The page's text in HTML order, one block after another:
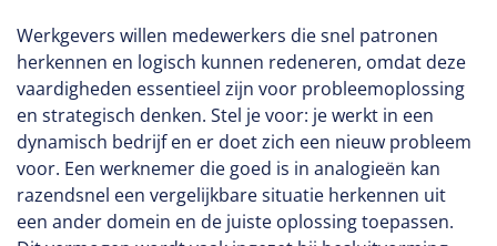
Werkgevers willen medewerkers die snel patronen
herkennen en logisch kunnen redeneren, omdat deze
vaardigheden essentieel zijn voor probleemoplossing
en strategisch denken. Stel je voor: je werkt in een
dynamisch bedrijf en er doet zich een nieuw probleem
voor. Een werknemer die goed is in analogieën kan
razendsnel een vergelijkbare situatie herkennen uit
een ander domein en de juiste oplossing toepassen.